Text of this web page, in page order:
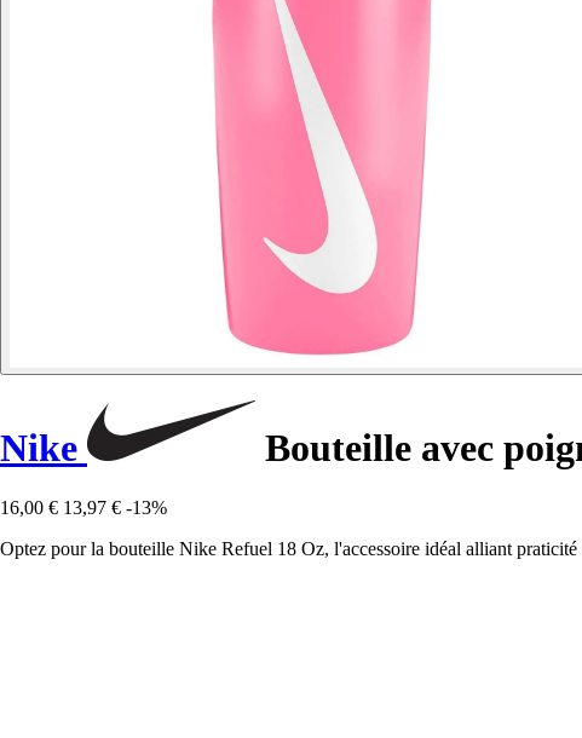
Nike Bouteille avec
16,00 € 13,97 € -13%
Optez pour la bouteille Nike Refuel 18 Oz, l'accessoire idéal alliant